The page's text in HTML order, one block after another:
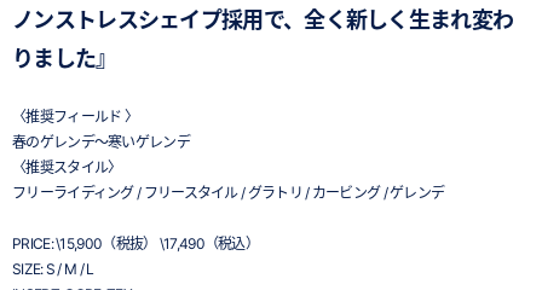
ノンストレスシェイプ採用で、全く新しく生まれ変わ
りました』
〈推奨フィールド 〉
春のゲレンデ～寒いゲレンデ
〈推奨スタイル〉
フリーライディング / フリースタイル / グラトリ / カービング / ゲレンデ
PRICE: \15,900（税抜） \17,490（税込）
SIZE: S / M / L